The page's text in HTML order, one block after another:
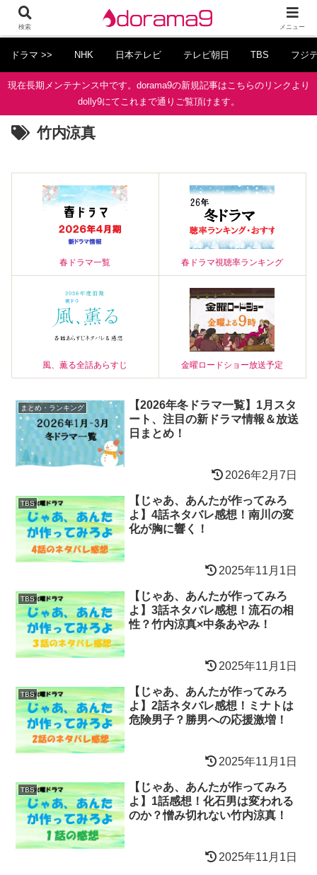
ドラマ >> NHK 日本テレビ テレビ朝日 TBS フジ
現在長期メンテナンス中です。dorama9の新規記事はこちらのリンクより
dolly9にてこれまで通りご覧頂けます。
竹内涼真
春ドラマ一覧 春ドラマ視聴率ランキング
風、薫る全話あらすじ 金曜ロードショー放送予定
まとめ・ランキング
【2026年冬ドラマ一覧】1月スタ
ート、注目の新ドラマ情報＆放送
日まとめ！
2026年2月7日
TBS
【じゃあ、あんたが作ってみろ
よ】4話ネタバレ感想！南川の変
化が胸に響く！
2025年11月1日
TBS
【じゃあ、あんたが作ってみろ
よ】3話ネタバレ感想！流石の相
性？竹内涼真×中条あやみ！
2025年11月1日
TBS
【じゃあ、あんたが作ってみろ
よ】2話ネタバレ感想！ミナトは
危険男子？勝男への応援激増！
2025年11月1日
TBS
【じゃあ、あんたが作ってみろ
よ】1話感想！化石男は変われる
のか？憎み切れない竹内涼真！
2025年11月1日
検索 メニュー